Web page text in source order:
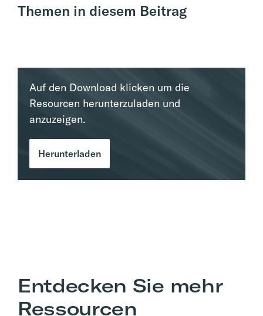
Themen in diesem Beitrag
Auf den Download klicken um die
Resourcen herunterzuladen und
anzuzeigen.
Herunterladen
Entdecken Sie mehr
Ressourcen